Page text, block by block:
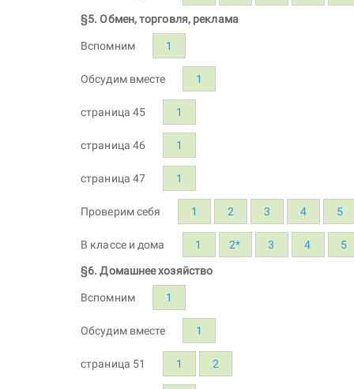
§5. Обмен, торговля, реклама
Вспомним 1
Обсудим вместе 1
страница 45 1
страница 46 1
страница 47 1
Проверим себя 1 2 3 4 5
В классе и дома 1 2* 3 4 5
§6. Домашнее хозяйство
Вспомним 1
Обсудим вместе 1
страница 51 1 2